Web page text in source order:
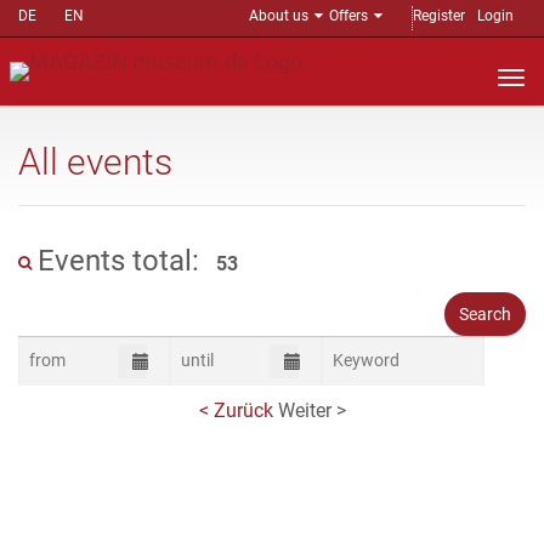
DE EN About us Offers Register Login
All events
Events total: 53
< Zurück Weiter >